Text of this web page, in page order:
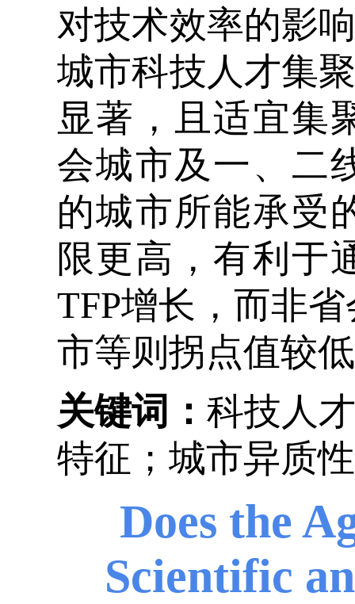
对技术效率的影
城市科技人才集
显著，且适宜集
会城市及一、二
的城市所能承受
限更高，有利于
TFP增长，而非
市等则拐点值较
关键词： 科技人
特征；城市异质性
Does the
Scientific